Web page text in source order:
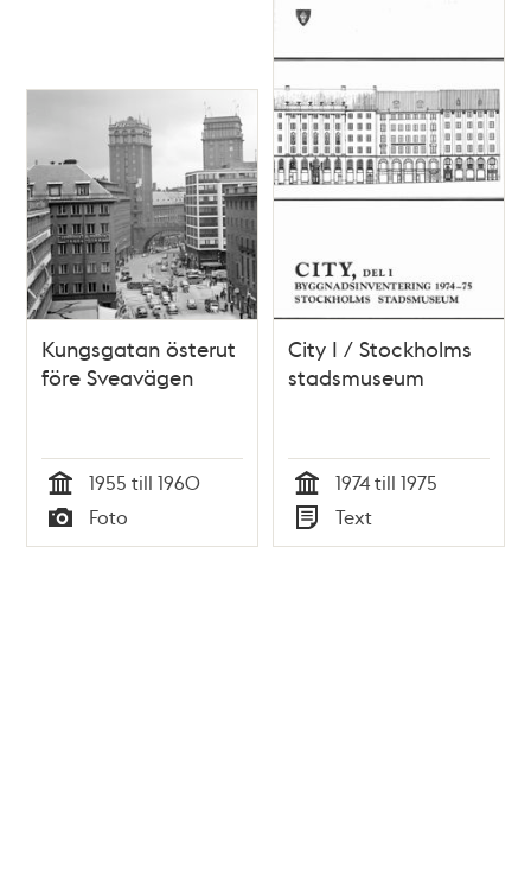
Kungsgatan österut
före Sveavägen
Tid
1955 till 1960
Typ
Foto
City I / Stockholms
stadsmuseum
Tid
1974 till 1975
Typ
Text